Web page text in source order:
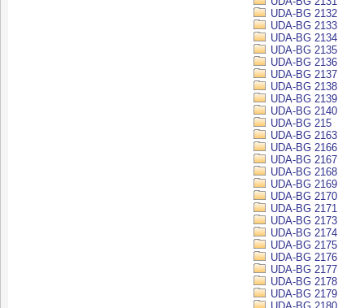
UDA-BG 2132
UDA-BG 2133
UDA-BG 2134
UDA-BG 2135
UDA-BG 2136
UDA-BG 2137
UDA-BG 2138
UDA-BG 2139
UDA-BG 2140
UDA-BG 215
UDA-BG 2163
UDA-BG 2166
UDA-BG 2167
UDA-BG 2168
UDA-BG 2169
UDA-BG 2170
UDA-BG 2171
UDA-BG 2173
UDA-BG 2174
UDA-BG 2175
UDA-BG 2176
UDA-BG 2177
UDA-BG 2178
UDA-BG 2179